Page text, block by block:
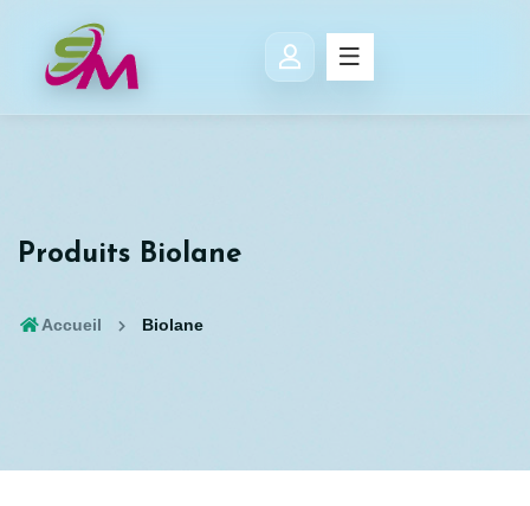
Produits Biolane
Accueil Biolane